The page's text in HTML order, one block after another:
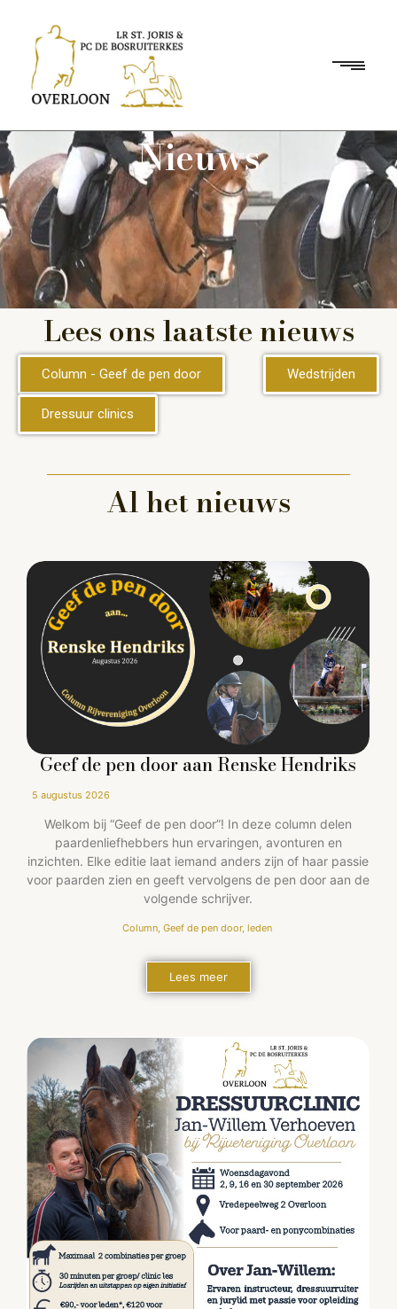
Nieuws
Lees ons laatste nieuws
Column - Geef de pen door Wedstrijden
Dressuur clinics
Al het nieuws
Geef de pen door aan Renske Hendriks
5 augustus 2026
Welkom bij “Geef de pen door”! In deze column delen
paardenliefhebbers hun ervaringen, avonturen en
inzichten. Elke editie laat iemand anders zijn of haar passie
voor paarden zien en geeft vervolgens de pen door aan de
volgende schrijver.
Column, Geef de pen door, leden
Lees meer